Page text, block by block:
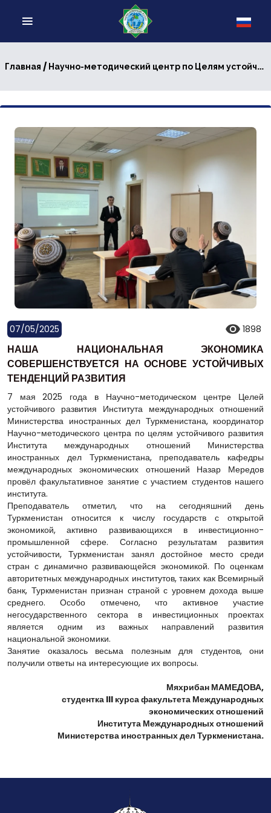
Главная / Научно-методический центр по Целям устойчивого развития
07/05/2025 1898
НАША НАЦИОНАЛЬНАЯ ЭКОНОМИКА
СОВЕРШЕНСТВУЕТСЯ НА ОСНОВЕ УСТОЙЧИВЫХ
ТЕНДЕНЦИЙ РАЗВИТИЯ
7 мая 2025 года в Научно-методическом центре Целей
устойчивого развития Института международных отношений
Министерства иностранных дел Туркменистана, координатор
Научно-методического центра по целям устойчивого развития
Института международных отношений Министерства
иностранных дел Туркменистана, преподаватель кафедры
международных экономических отношений Назар Мередов
провёл факультативное занятие с участием студентов нашего
института.
Преподаватель отметил, что на сегодняшний день
Туркменистан относится к числу государств с открытой
экономикой, активно развивающихся в инвестиционно-
промышленной сфере. Согласно результатам развития
устойчивости, Туркменистан занял достойное место среди
стран с динамично развивающейся экономикой. По оценкам
авторитетных международных институтов, таких как Всемирный
банк, Туркменистан признан страной с уровнем дохода выше
среднего. Особо отмечено, что активное участие
негосударственного сектора в инвестиционных проектах
является одним из важных направлений развития
национальной экономики.
Занятие оказалось весьма полезным для студентов, они
получили ответы на интересующие их вопросы.
Мяхрибан МАМЕДОВА,
студентка III курса факультета Международных
экономических отношений
Института Международных отношений
Министерства иностранных дел Туркменистана.